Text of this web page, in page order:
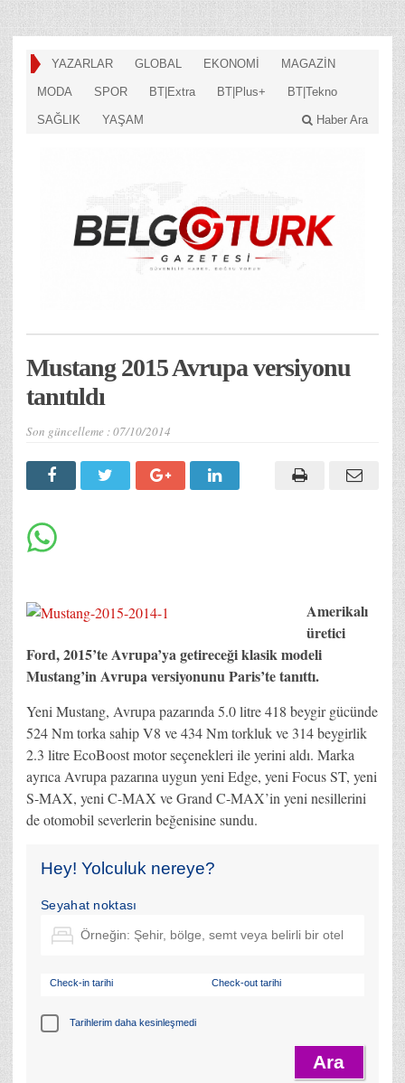
YAZARLAR GLOBAL EKONOMİ MAGAZİN
MODA SPOR BT|Extra BT|Plus+ BT|Tekno
SAĞLIK YAŞAM Haber Ara
Mustang 2015 Avrupa versiyonu
tanıtıldı
Son güncelleme :07/10/2014
Amerikalı
üretici
Ford, 2015’te Avrupa’ya getireceği klasik modeli
Mustang’in Avrupa versiyonunu Paris’te tanıttı.
Yeni Mustang, Avrupa pazarında 5.0 litre 418 beygir gücünde
524 Nm torka sahip V8 ve 434 Nm torkluk ve 314 beygirlik
2.3 litre EcoBoost motor seçenekleri ile yerini aldı. Marka
ayrıca Avrupa pazarına uygun yeni Edge, yeni Focus ST, yeni
S-MAX, yeni C-MAX ve Grand C-MAX’in yeni nesillerini
de otomobil severlerin beğenisine sundu.
Hey! Yolculuk nereye?
Seyahat noktası
Check-in tarihi Check-out tarihi
Tarihlerim daha kesinleşmedi